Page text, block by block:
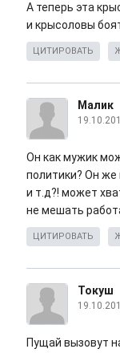
А теперь эта
и крысоловы
ЦИТИРОВАТЬ
Малик
Он как мужик
политики? Он же
и т.д?! может
не мешать
ЦИТИРОВАТЬ
Токуш
Пущай вызовут